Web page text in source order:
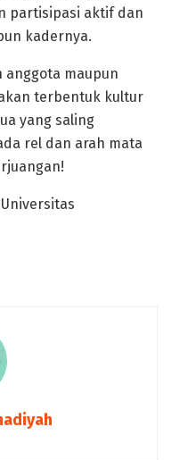
partisipasi aktif dan
kadernya.
anggota maupun
terbentuk kultur
yang saling
rel dan arah mata